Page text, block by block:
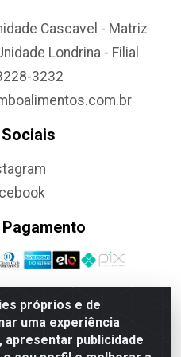
próprios e de
uma experiência
apresentar publicidade
Cascavel - Matriz
Londrina - Filial
3232
- Rua Itatiba Do Sul, 161 -
- CEP 85804-700- CNPJ